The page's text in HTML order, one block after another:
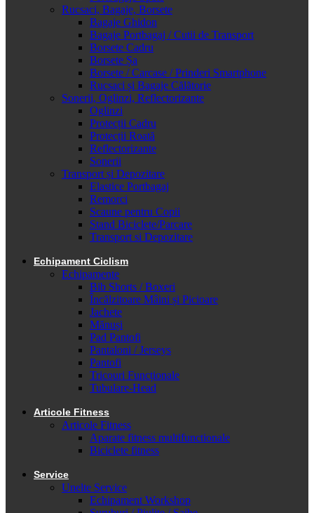
Rucsaci, Bagaje, Borsete
Bagaje Ghidon
Bagaje Portbagaj / Cutii de Transport
Borsete Cadru
Borsete Șa
Borsete / Carcase / Prinderi Smartphone
Rucsaci și Bagaje Călătorie
Sonerii, Oglinzi, Reflectorizante
Oglinzi
Protecții Cadru
Protecții Roată
Reflectorizante
Sonerii
Transport și Depozitare
Elastice Portbagaj
Remorci
Scaune pentru Copii
Stand Biciclete/Parcare
Transport si Depozitare
Echipament Ciclism
Echipamente
Bib Shorts / Boxeri
Încălzitoare Mâini și Picioare
Jachete
Mănuși
Pad Pantofi
Pantaloni / Jerseys
Pantofi
Tricouri Funcționale
Tubulare-Head
Articole Fitness
Articole Fitness
Aparate fitness multifunctionale
Biciclete fitness
Service
Unelte Service
Echipament Workshop